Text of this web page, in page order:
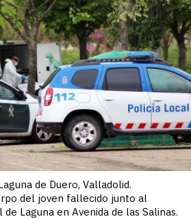
de Duero, Valladolid.
del joven fallecido junto al
Laguna en Avenida de las Salinas.